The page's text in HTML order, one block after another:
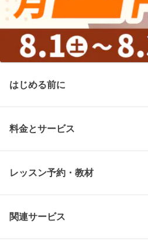
はじめる前に
料金とサービス
レッスン予約・教材
関連サービス